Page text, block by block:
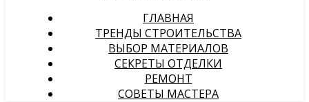
ГЛАВНАЯ
ТРЕНДЫ СТРОИТЕЛЬСТВА
ВЫБОР МАТЕРИАЛОВ
СЕКРЕТЫ ОТДЕЛКИ
РЕМОНТ
СОВЕТЫ МАСТЕРА